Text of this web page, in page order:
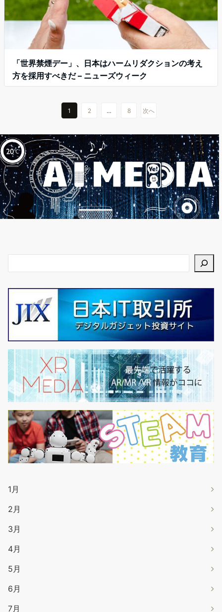
「世界禁煙デー」、日本はハームリダクションの考え
方を採用すべきだ – ニューズウィーク
1 2 … 8 次へ
1月
2月
3月
4月
5月
6月
7月